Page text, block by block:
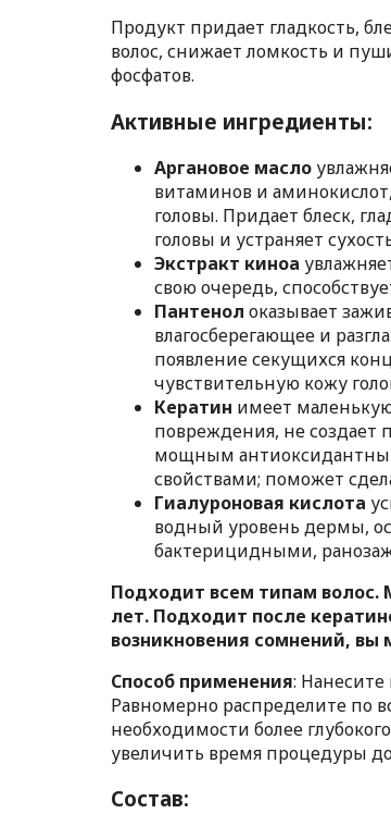
Продукт придает гладкость,
волос, снижает ломкость и
фосфатов.
Активные ингредиенты:
Аргановое масло
витаминов и
головы. Придает блеск,
головы и устраняет
Экстракт киноа
свою очередь,
Пантенол оказывает
влагосберегающее и
появление секущихся
чувствительную кожу
Кератин имеет маленькую
повреждения, не создает
мощным
свойствами; поможет
Гиалуроновая кислота
водный уровень дермы,
бактерицидными,
Подходит всем типам
лет. Подходит после
возникновения сомнений,
Способ применения:
Равномерно распределите по
необходимости более
увеличить время процедуры
Состав: